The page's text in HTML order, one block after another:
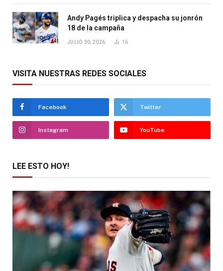
Andy Pagés triplica y despacha su jonrón
18 de la campaña
JULIO 30, 2026 16
VISITA NUESTRAS REDES SOCIALES
Facebook Twitter
Instagram YouTube
LEE ESTO HOY!